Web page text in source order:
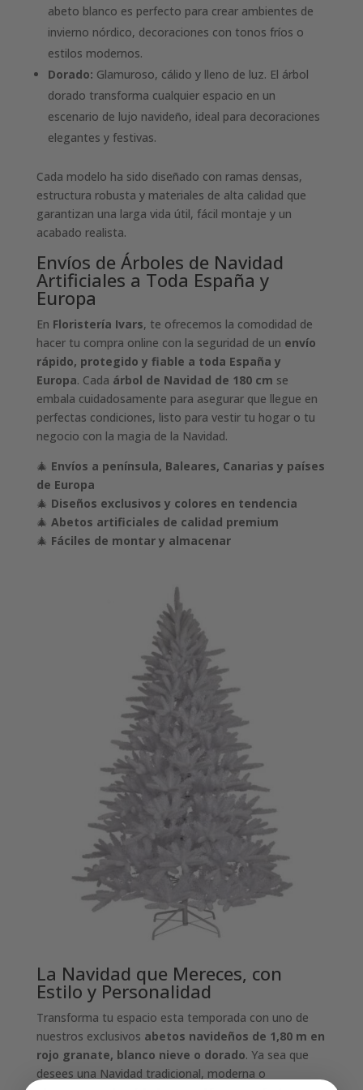
abeto blanco es perfecto para crear ambientes de
invierno nórdico, decoraciones con tonos fríos o
estilos modernos.
Dorado: Glamuroso, cálido y lleno de luz. El árbol
dorado transforma cualquier espacio en un
escenario de lujo navideño, ideal para decoraciones
elegantes y festivas.
Cada modelo ha sido diseñado con ramas densas,
estructura robusta y materiales de alta calidad que
garantizan una larga vida útil, fácil montaje y un
acabado realista.
Envíos de Árboles de Navidad
Artificiales a Toda España y
Europa
En Floristería Ivars, te ofrecemos la comodidad de
hacer tu compra online con la seguridad de un envío
rápido, protegido y fiable a toda España y
Europa. Cada árbol de Navidad de 180 cm se
embala cuidadosamente para asegurar que llegue en
perfectas condiciones, listo para vestir tu hogar o tu
negocio con la magia de la Navidad.
🎄 Envíos a península, Baleares, Canarias y países
de Europa
🎄 Diseños exclusivos y colores en tendencia
🎄 Abetos artificiales de calidad premium
🎄 Fáciles de montar y almacenar
La Navidad que Mereces, con
Estilo y Personalidad
Transforma tu espacio esta temporada con uno de
nuestros exclusivos abetos navideños de 1,80 m en
rojo granate, blanco nieve o dorado. Ya sea que
desees una Navidad tradicional, moderna o